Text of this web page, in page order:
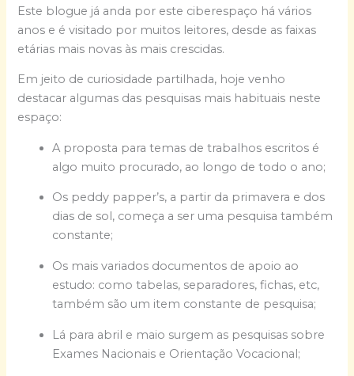
Este blogue já anda por este ciberespaço há vários
anos e é visitado por muitos leitores, desde as faixas
etárias mais novas às mais crescidas.
Em jeito de curiosidade partilhada, hoje venho
destacar algumas das pesquisas mais habituais neste
espaço:
A proposta para temas de trabalhos escritos é
algo muito procurado, ao longo de todo o ano;
Os peddy papper’s, a partir da primavera e dos
dias de sol, começa a ser uma pesquisa também
constante;
Os mais variados documentos de apoio ao
estudo: como tabelas, separadores, fichas, etc,
também são um item constante de pesquisa;
Lá para abril e maio surgem as pesquisas sobre
Exames Nacionais e Orientação Vocacional;